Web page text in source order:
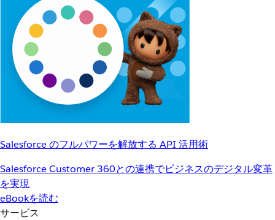
Salesforce のフルパワーを解放する API 活用術
Salesforce Customer 360との連携でビジネスのデジタル変革
を実現
eBookを読む
サービス